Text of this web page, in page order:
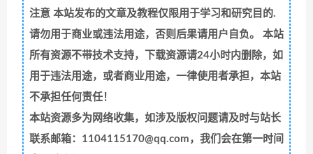
注意本站发布的文章及教程仅限用于学习和研究目的.
请勿用于商业或违法用途，否则后果请用户自负。 本站
所有资源不带技术支持，下载资源请24小时内删除，如
用于违法用途，或者商业用途，一律使用者承担，本站
不承担任何责任！
本站资源多为网络收集，如涉及版权问题请及时与站长
联系邮箱：1104115170@qq.com，我们会在第一时间